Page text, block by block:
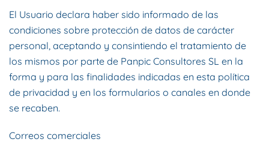
El Usuario declara haber sido informado de las
condiciones sobre protección de datos de carácter
personal, aceptando y consintiendo el tratamiento de
los mismos por parte de Panpic Consultores SL en la
forma y para las finalidades indicadas en esta política
de privacidad y en los formularios o canales en donde
se recaben.
Correos comerciales